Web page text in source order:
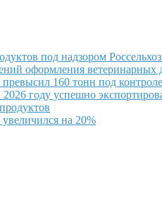
под надзором
оформления ветеринарных
160 тонн под
году успешно
на 20%